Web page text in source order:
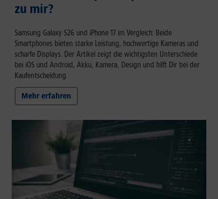
zu mir?
Samsung Galaxy S26 und iPhone 17 im Vergleich: Beide
Smartphones bieten starke Leistung, hochwertige Kameras und
scharfe Displays. Der Artikel zeigt die wichtigsten Unterschiede
bei iOS und Android, Akku, Kamera, Design und hilft Dir bei der
Kaufentscheidung.
Mehr erfahren